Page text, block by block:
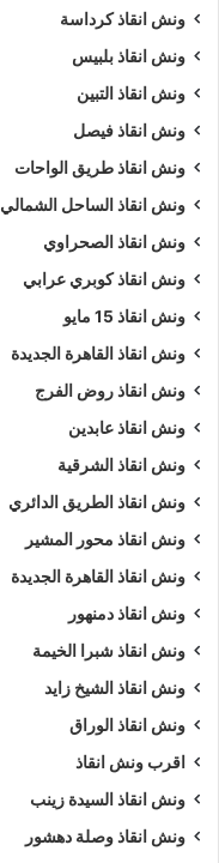
ونش انقاذ كرداسة
ونش انقاذ بلبيس
ونش انقاذ التبين
ونش انقاذ فيصل
ونش انقاذ طريق الواحات
ونش انقاذ الساحل الشمالي
ونش انقاذ الصحراوي
ونش انقاذ كوبري عرابي
ونش انقاذ 15 مايو
ونش انقاذ القاهرة الجديدة
ونش انقاذ روض الفرج
ونش انقاذ عابدين
ونش انقاذ الشرقية
ونش انقاذ الطريق الدائري
ونش انقاذ محور المشير
ونش انقاذ القاهرة الجديدة
ونش انقاذ دمنهور
ونش انقاذ شبرا الخيمة
ونش انقاذ الشيخ زايد
ونش انقاذ الوراق
اقرب ونش انقاذ
ونش انقاذ السيدة زينب
ونش انقاذ وصلة دهشور